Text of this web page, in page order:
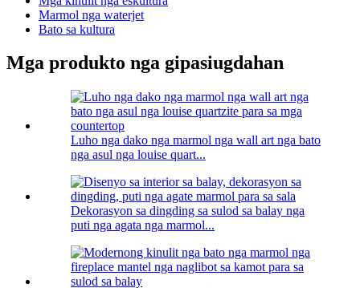
Marmol nga waterjet
Bato sa kultura
Mga produkto nga gipasiugdahan
Luho nga dako nga marmol nga wall art nga bato
nga asul nga louise quart...
Dekorasyon sa dingding sa sulod sa balay nga
puti nga agata nga marmol...